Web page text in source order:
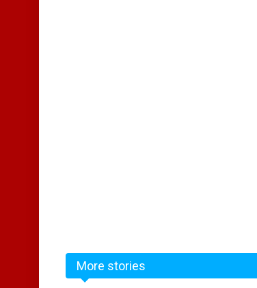
More stories